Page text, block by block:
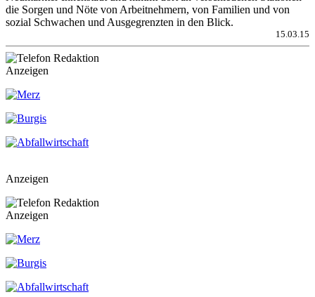
die Sorgen und Nöte von Arbeitnehmern, von Familien und von
sozial Schwachen und Ausgegrenzten in den Blick.
15.03.15
Anzeigen
Anzeigen
Anzeigen